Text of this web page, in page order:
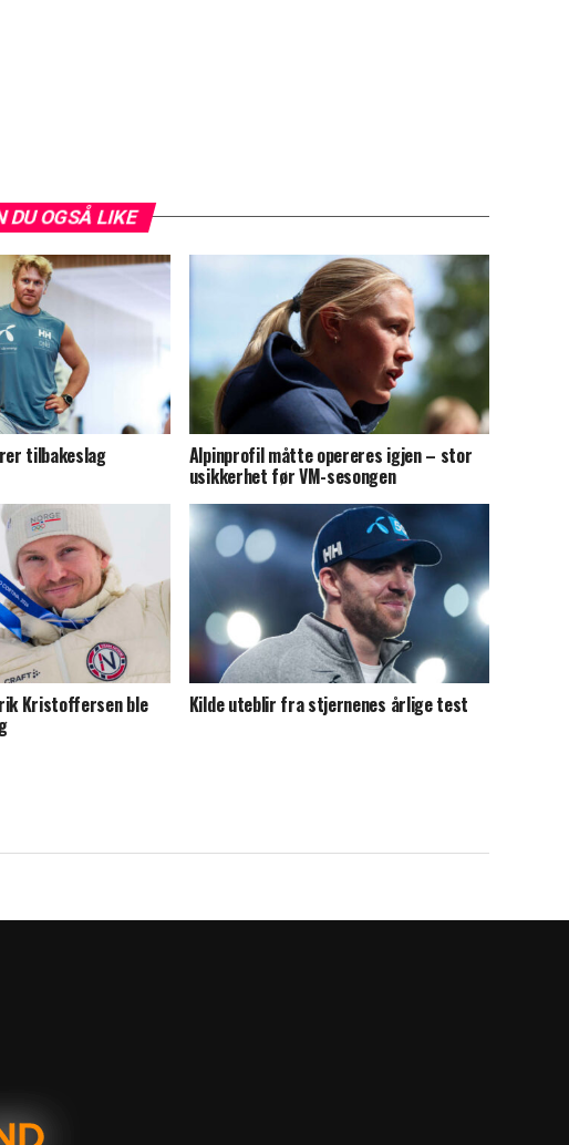
DU OGSÅ LIKE
tilbakeslag Alpinprofil måtte opereres igjen – stor
usikkerhet før VM-sesongen
Kristoffersen ble Kilde uteblir fra stjernenes årlige test